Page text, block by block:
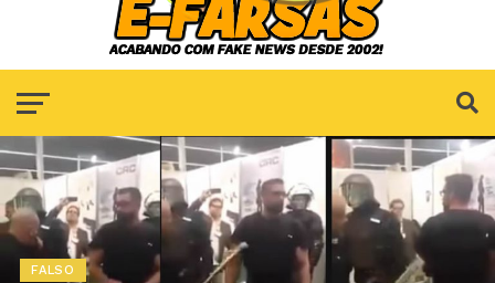
FALSO